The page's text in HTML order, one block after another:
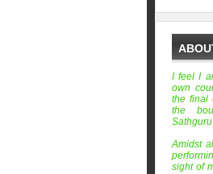
I feel I
own
the final
the
Amidst
sight of